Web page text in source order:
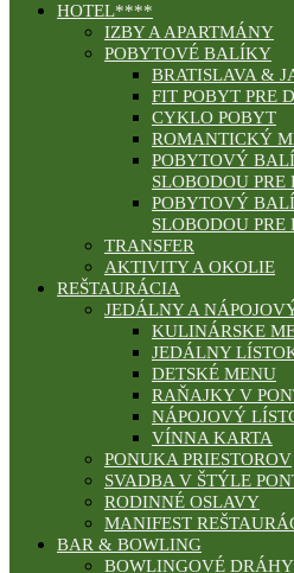
HOTEL****
IZBY A APARTMÁNY
POBYTOVÉ BALÍKY
BRATISLAVA &
FIT POBYT PRE
CYKLO POBYT
ROMANTICKÝ
POBYTOVÝ
SLOBODOU
POBYTOVÝ
SLOBODOU PRE
TRANSFER
AKTIVITY A OKOLIE
REŠTAURÁCIA
JEDÁLNY A
KULINÁRSKE
JEDÁLNY
DETSKÉ MENU
RAŇAJKY V
NÁPOJOVÝ
VÍNNA KARTA
PONUKA PRIESTOROV
SVADBA V ŠTÝLE
RODINNÉ OSLAVY
MANIFEST
BAR & BOWLING
BOWLINGOVÉ DRÁHY